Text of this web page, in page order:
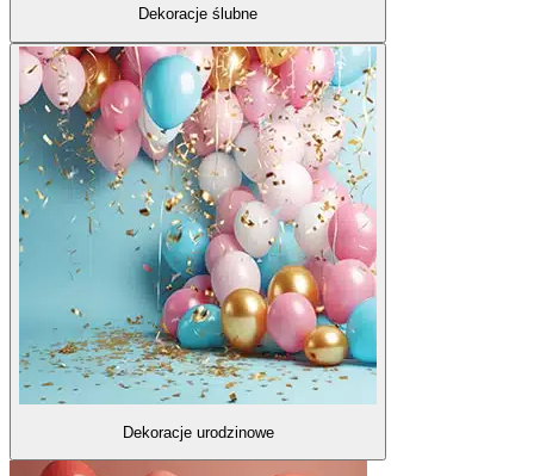
Dekoracje ślubne
Dekoracje urodzinowe